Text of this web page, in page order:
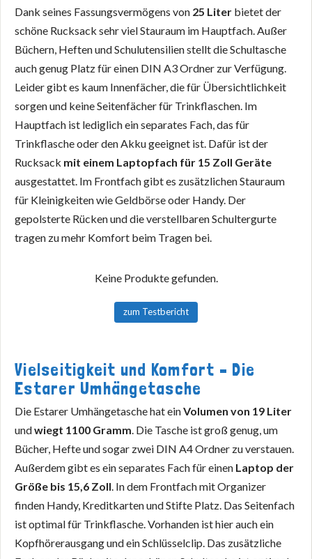
Dank seines Fassungsvermögens von 25 Liter bietet der
schöne Rucksack sehr viel Stauraum im Hauptfach. Außer
Büchern, Heften und Schulutensilien stellt die Schultasche
auch genug Platz für einen DIN A3 Ordner zur Verfügung.
Leider gibt es kaum Innenfächer, die für Übersichtlichkeit
sorgen und keine Seitenfächer für Trinkflaschen. Im
Hauptfach ist lediglich ein separates Fach, das für
Trinkflasche oder den Akku geeignet ist. Dafür ist der
Rucksack mit einem Laptopfach für 15 Zoll Geräte
ausgestattet. Im Frontfach gibt es zusätzlichen Stauraum
für Kleinigkeiten wie Geldbörse oder Handy. Der
gepolsterte Rücken und die verstellbaren Schultergurte
tragen zu mehr Komfort beim Tragen bei.
Keine Produkte gefunden.
zum Testbericht
Vielseitigkeit und Komfort – Die
Estarer Umhängetasche
Die Estarer Umhängetasche hat einVolumen von 19 Liter
undwiegt 1100 Gramm. Die Tasche ist groß genug, um
Bücher, Hefte und sogar zwei DIN A4 Ordner zu verstauen.
Außerdem gibt es ein separates Fach für einen Laptop der
Größe bis 15,6 Zoll. In dem Frontfach mit Organizer
finden Handy, Kreditkarten und Stifte Platz. Das Seitenfach
ist optimal für Trinkflasche. Vorhanden ist hier auch ein
Kopfhörerausgang und ein Schlüsselclip. Das zusätzliche